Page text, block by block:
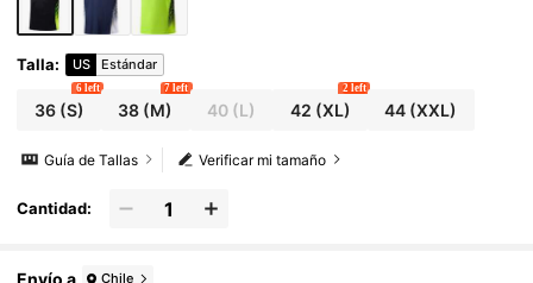
Talla: US Estándar
36(S)
6 left
38 (M)
7 left
40(L) 42 (XL)
2 left
44 (XXL)
Verificar mi tamaño
Guía de Tallas
Cantidad:
Envío a Chile